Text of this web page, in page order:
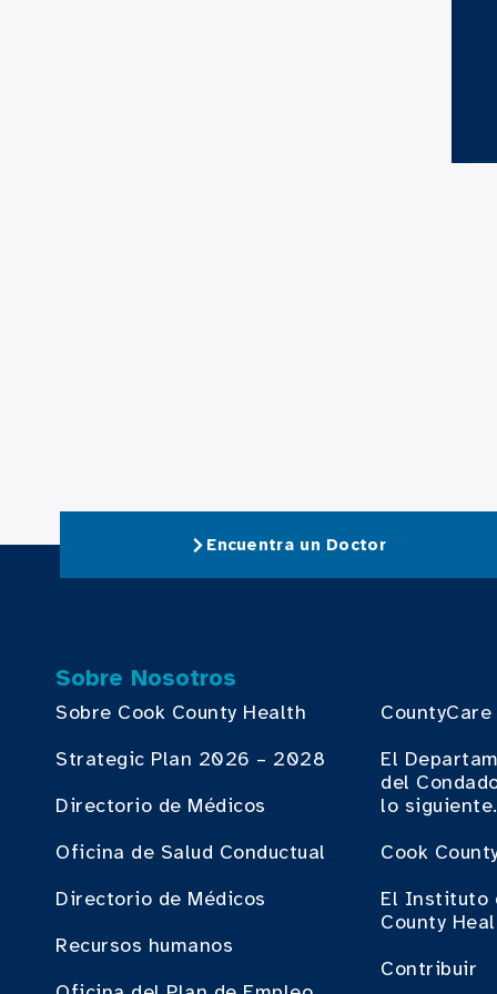
Encuentra un Doctor
Sobre Nosotros
Sobre Cook County Health
Strategic Plan 2026 – 2028
Directorio de Médicos
Oficina de Salud Conductual
Directorio de Médicos
Recursos humanos
CountyCare
El
del
lo siguiente.
Cook
El Instituto
County
Contribuir